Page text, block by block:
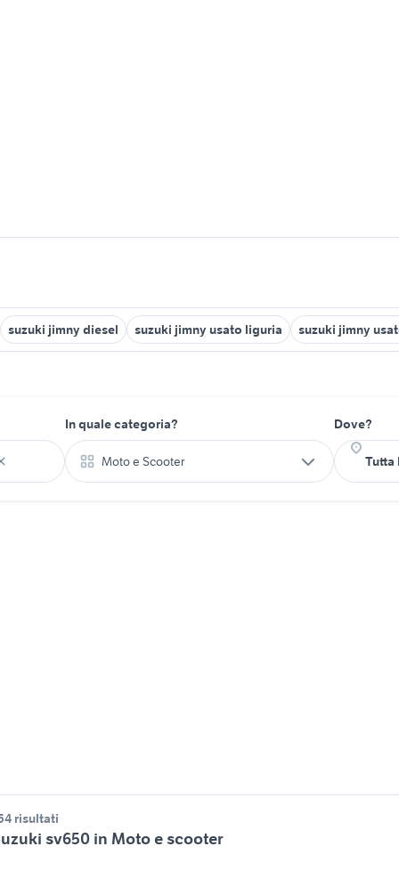
suzuki jimny diesel suzuki jimny usato liguria suzuki jimny
In quale categoria?
Moto e Scooter
Dove?
risultati
sv650 in Moto e scooter